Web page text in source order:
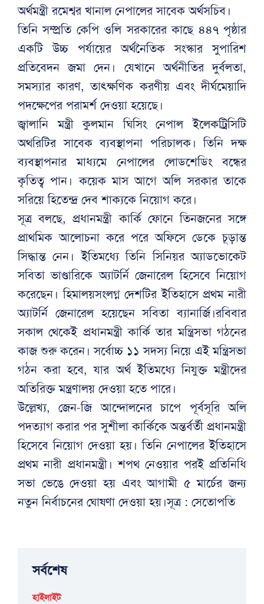
অর্থমন্ত্রী রমেশ্বর খানাল নেপালের সাবেক অর্থসচিব।
তিনি সম্প্রতি কেপি ওলি সরকারের কাছে ৪৪৭ পৃষ্ঠার
একটি উচ্চ পর্যায়ের অর্থনৈতিক সংস্কার সুপারিশ
প্রতিবেদন জমা দেন। যেখানে অর্থনীতির দুর্বলতা,
সমস্যার কারণ, তাৎক্ষণিক করণীয় এবং দীর্ঘমেয়াদি
পদক্ষেপের পরামর্শ দেওয়া হয়েছে।
জ্বালানি মন্ত্রী কুলমান ঘিসিং নেপাল ইলেকট্রিসিটি
অথরিটির সাবেক ব্যবস্থাপনা পরিচালক। তিনি দক্ষ
ব্যবস্থাপনার মাধ্যমে নেপালের লোডশেডিং বন্ধের
কৃতিত্ব পান। কয়েক মাস আগে অলি সরকার তাকে
সরিয়ে হিতেন্দ্র দেব শাক্যকে নিয়োগ করে।
সূত্র বলছে, প্রধানমন্ত্রী কার্কি ফোনে তিনজনের সঙ্গে
প্রাথমিক আলোচনা করে পরে অফিসে ডেকে চূড়ান্ত
সিদ্ধান্ত নেন। ইতিমধ্যে তিনি সিনিয়র অ্যাডভোকেট
সবিতা ভাণ্ডারিকে অ্যাটর্নি জেনারেল হিসেবে নিয়োগ
করেছেন। হিমালয়সংলগ্ন দেশটির ইতিহাসে প্রথম নারী
অ্যাটর্নি জেনারেল হয়েছেন সবিতা ব্যানার্জি।রবিবার
সকাল থেকেই প্রধানমন্ত্রী কার্কি তার মন্ত্রিসভা গঠনের
কাজ শুরু করেন। সর্বোচ্চ ১১ সদস্য নিয়ে এই মন্ত্রিসভা
গঠন করা হবে, যার অর্থ ইতিমধ্যে নিযুক্ত মন্ত্রীদের
অতিরিক্ত মন্ত্রণালয় দেওয়া হতে পারে।
উল্লেখ্য, জেন-জি আন্দোলনের চাপে পূর্বসূরি অলি
পদত্যাগ করার পর সুশীলা কার্কিকে অন্তর্বর্তী প্রধানমন্ত্রী
হিসেবে নিয়োগ দেওয়া হয়। তিনি নেপালের ইতিহাসে
প্রথম নারী প্রধানমন্ত্রী। শপথ নেওয়ার পরই প্রতিনিধি
সভা ভেঙে দেওয়া হয় এবং আগামী ৫ মার্চের জন্য
নতুন নির্বাচনের ঘোষণা দেওয়া হয়।সূত্র : সেতোপতি
সর্বশেষ
হাইলাইট